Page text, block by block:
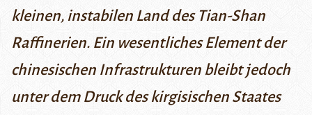
kleinen, instabilen Land des Tian-Shan
Raffinerien. Ein wesentliches Element der
chinesischen Infrastrukturen bleibt jedoch
unter dem Druck des kirgisischen Staates